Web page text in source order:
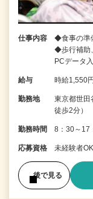
仕事内容
◆食事の準
◆歩行補助
PCデータ
給与 時給1,550
勤務地
東京都世田
徒歩2分）
勤務時間 8：30～17
応募資格 未経験者
後で見る